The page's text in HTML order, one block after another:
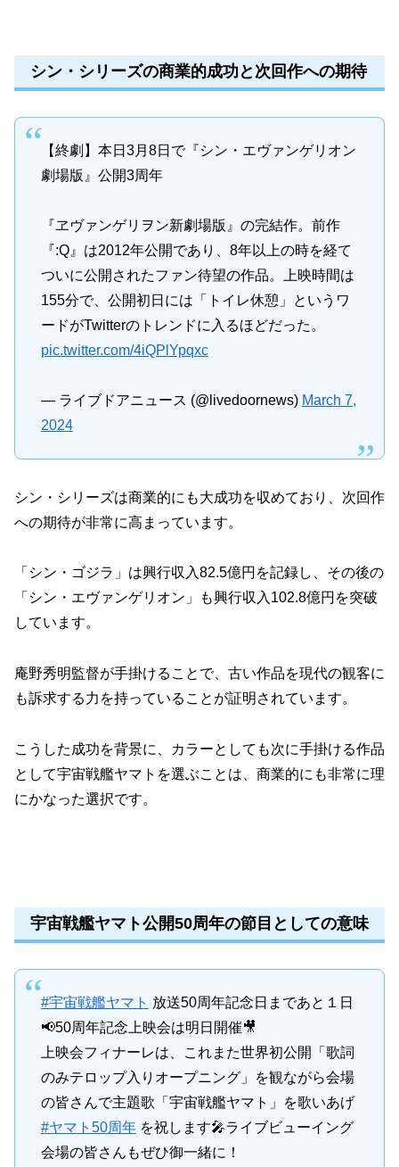
シン・シリーズの商業的成功と次回作への期待
【終劇】本日3月8日で『シン・エヴァンゲリオン
劇場版』公開3周年
『ヱヴァンゲリヲン新劇場版』の完結作。前作
『:Q』は2012年公開であり、8年以上の時を経て
ついに公開されたファン待望の作品。上映時間は
155分で、公開初日には「トイレ休憩」というワ
ードがTwitterのトレンドに入るほどだった。
pic.twitter.com/4iQPlYpqxc
— ライブドアニュース (@livedoornews) March 7,
2024
シン・シリーズは商業的にも大成功を収めており、次回作
への期待が非常に高まっています。
「シン・ゴジラ」は興行収入82.5億円を記録し、その後の
「シン・エヴァンゲリオン」も興行収入102.8億円を突破
しています。
庵野秀明監督が手掛けることで、古い作品を現代の観客に
も訴求する力を持っていることが証明されています。
こうした成功を背景に、カラーとしても次に手掛ける作品
として宇宙戦艦ヤマトを選ぶことは、商業的にも非常に理
にかなった選択です。
宇宙戦艦ヤマト公開50周年の節目としての意味
#宇宙戦艦ヤマト 放送50周年記念日まであと１日
📢50周年記念上映会は明日開催🎥
上映会フィナーレは、これまた世界初公開「歌詞
のみテロップ入りオープニング」を観ながら会場
の皆さんで主題歌「宇宙戦艦ヤマト」を歌いあげ
#ヤマト50周年を祝します🎤ライブビューイング
会場の皆さんもぜひ御一緒に！